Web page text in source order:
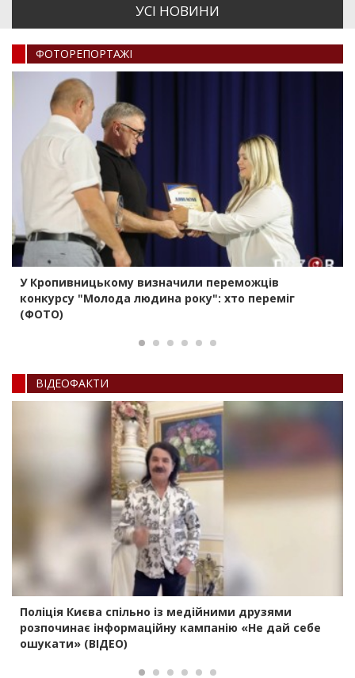
УСI НОВИНИ
ФОТОРЕПОРТАЖI
У Кропивницькому визначили переможців
конкурсу "Молода людина року": хто переміг
(ФОТО)
ВIДЕОФАКТИ
Поліція Києва спільно із медійними друзями
розпочинає інформаційну кампанію «Не дай себе
ошукати» (ВІДЕО)